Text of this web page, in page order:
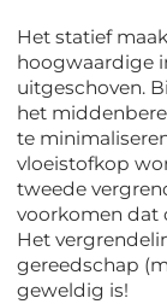
Het statief
hoogwaardige
uitgeschoven.
het
te
vloeistofkop
tweede
voorkomen dat
Het
gereedschap
geweldig is!